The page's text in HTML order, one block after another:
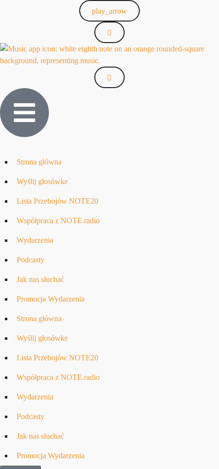
play_arrow
Strona główna
Wyślij głosówke
Lista Przebojów NOTE20
Współpraca z NOTE.radio
Wydarzenia
Podcasty
Jak nas słuchać
Promocja Wydarzenia
Strona główna
Wyślij głosówke
Lista Przebojów NOTE20
Współpraca z NOTE.radio
Wydarzenia
Podcasty
Jak nas słuchać
Promocja Wydarzenia